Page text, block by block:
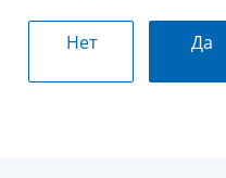
Нет Да